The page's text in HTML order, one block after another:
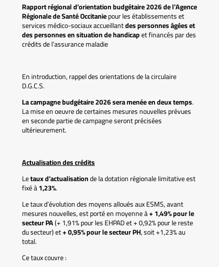
Rapport régional d’orientation budgétaire 2026 de l’Agence
Régionale de Santé Occitaniepour les établissements et
services médico-sociaux accueillantdes personnes âgées et
des personnes en situation de handicapet financés par des
crédits de l’assurance maladie
En introduction, rappel des orientations de la circulaire
D.G.C.S.
La campagne budgétaire 2026 sera menée en deux temps.
La mise en oeuvre de certaines mesures nouvelles prévues
en seconde partie de campagne seront précisées
ultérieurement.
Actualisation des crédits
Letaux d’actualisationde la dotation régionale limitative est
fixé à1,23%.
Le taux d’évolution des moyens alloués aux ESMS, avant
mesures nouvelles, est porté en moyenne à+ 1,49% pour le
secteur PA(+ 1,91% pour les EHPAD et + 0,92% pour le reste
du secteur) et+ 0,95% pour le secteur PH, soit +1,23% au
total.
Ce taux couvre :